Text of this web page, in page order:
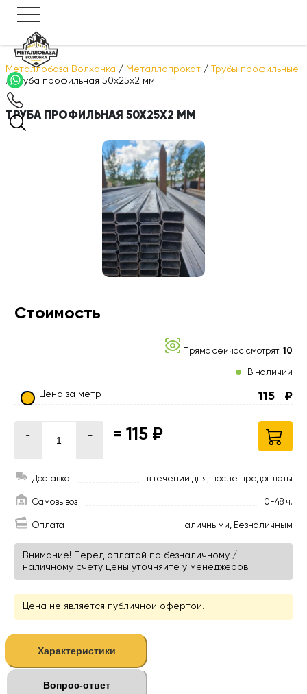
Металлобаза Волхонка / Металлопрокат /
Трубы профильные
/Труба профильная 50х25х2 мм
ТРУБА ПРОФИЛЬНАЯ 50Х25Х2 ММ
Стоимость
Прямо сейчас смотрят:10
В наличии
Цена за метр 115 ₽
- + = 115 ₽
Доставка в течении дня, после предоплаты
Самовывоз 0-48 ч.
Оплата Наличными, Безналичным
Внимание! Перед оплатой по безналичному /
наличному счету цены уточняйте у менеджеров!
Цена не является публичной офертой.
Характеристики
Вопрос-ответ